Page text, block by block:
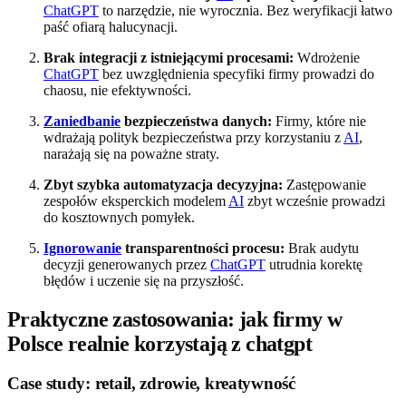
ChatGPT to narzędzie, nie wyrocznia. Bez weryfikacji łatwo
paść ofiarą halucynacji.
Brak integracji z istniejącymi procesami: Wdrożenie
ChatGPT bez uwzględnienia specyfiki firmy prowadzi do
chaosu, nie efektywności.
Zaniedbanie bezpieczeństwa danych: Firmy, które nie
wdrażają polityk bezpieczeństwa przy korzystaniu z AI,
narażają się na poważne straty.
Zbyt szybka automatyzacja decyzyjna: Zastępowanie
zespołów eksperckich modelem AI zbyt wcześnie prowadzi
do kosztownych pomyłek.
Ignorowanie transparentności procesu: Brak audytu
decyzji generowanych przez ChatGPT utrudnia korektę
błędów i uczenie się na przyszłość.
Praktyczne zastosowania: jak firmy w
Polsce realnie korzystają z chatgpt
Case study: retail, zdrowie, kreatywność